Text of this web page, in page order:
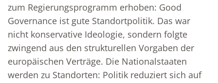
zum Regierungsprogramm erhoben: Good
Governance ist gute Standortpolitik. Das war
nicht konservative Ideologie, sondern folgte
zwingend aus den strukturellen Vorgaben der
europäischen Verträge. Die Nationalstaaten
werden zu Standorten: Politik reduziert sich auf